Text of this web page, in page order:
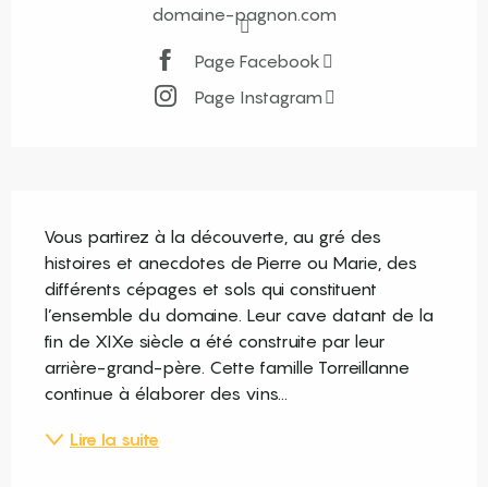
domaine-pagnon.com
Page Facebook
Page Instagram
Vous partirez à la découverte, au gré des
histoires et anecdotes de Pierre ou Marie, des
différents cépages et sols qui constituent
l’ensemble du domaine. Leur cave datant de la
fin de XIXe siècle a été construite par leur
arrière-grand-père. Cette famille Torreillanne
continue à élaborer des vins...
Lire la suite